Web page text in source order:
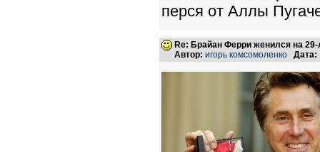
перся от Аллы
Re: Брайан Ферри женился на
Автор: игорь комсомоленко Дата: